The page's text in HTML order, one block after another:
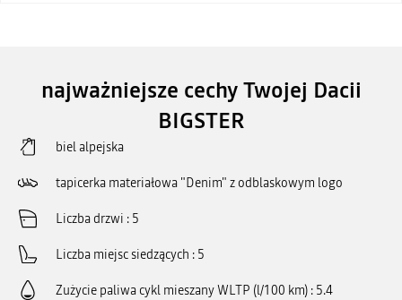
najważniejsze cechy Twojej Dacii
BIGSTER
biel alpejska
tapicerka materiałowa "Denim" z odblaskowym logo
Liczba drzwi 5
Liczba miejsc siedzących 5
Zużycie paliwa cykl mieszany WLTP (l/100 km) 5.4